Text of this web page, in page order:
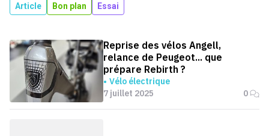
Article Bon plan Essai
Reprise des vélos Angell,
relance de Peugeot... que
prépare Rebirth ?
Vélo électrique
7 juillet 2025
0